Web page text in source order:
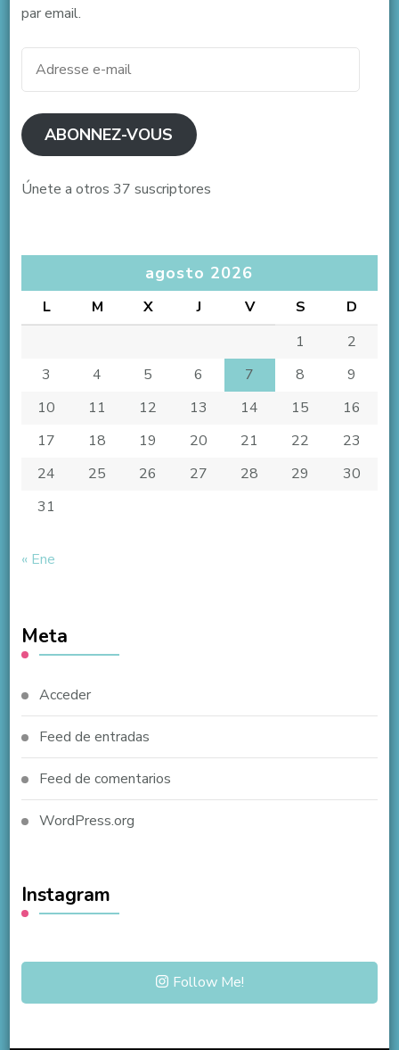
par email.
ABONNEZ-VOUS
Únete a otros 37 suscriptores
agosto 2026
L M X J V S
D
1
2
3
4 5 6 7 8
9
10
11 12 13 14 15
16
17
18 19 20 21 22
23
24
25 26 27 28 29
30
31
« Ene
Meta
Acceder
Feed de entradas
Feed de comentarios
WordPress.org
Instagram
Follow Me!